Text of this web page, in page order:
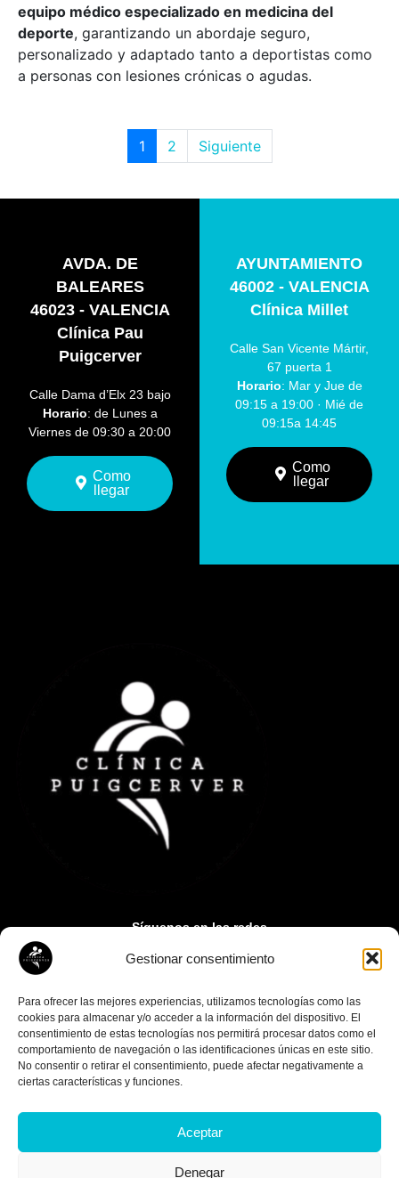
Gestionar consentimiento
Para ofrecer las mejores experiencias, utilizamos tecnologías como las
cookies para almacenar y/o acceder a la información del dispositivo. El
consentimiento de estas tecnologías nos permitirá procesar datos como el
comportamiento de navegación o las identificaciones únicas en este sitio.
No consentir o retirar el consentimiento, puede afectar negativamente a
ciertas características y funciones.
Aceptar
Denegar
equipo médico especializado en medicina del
deporte, garantizando un abordaje seguro,
personalizado y adaptado tanto a deportistas como
a personas con lesiones crónicas o agudas.
1 2 Siguiente
AVDA. DE
BALEARES
46023 - VALENCIA
Clínica Pau
Puigcerver
Calle Dama d’Elx 23 bajo
Horario: de Lunes a
Viernes de 09:30 a 20:00
Como
llegar
AYUNTAMIENTO
46002 - VALENCIA
Clínica Millet
Calle San Vicente Mártir,
67 puerta 1
Horario: Mar y Jue de
09:15 a 19:00 · Mié de
09:15a 14:45
Como
llegar
Síguenos en las redes
© Copyright 2026 Clínica Puigcerver